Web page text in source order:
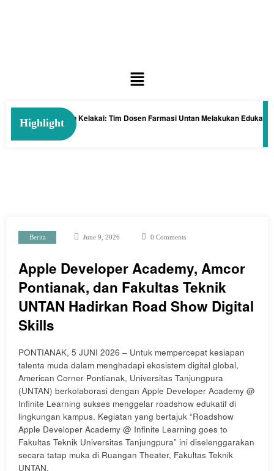
Highlight
Tanaman Kelakai: Tim Dosen Farmasi Untan Melakukan Edukasi dan
Berita June 9, 2026 0 Comments
Apple Developer Academy, Amcor
Pontianak, dan Fakultas Teknik
UNTAN Hadirkan Road Show Digital
Skills
PONTIANAK, 5 JUNI 2026 – Untuk mempercepat kesiapan
talenta muda dalam menghadapi ekosistem digital global,
American Corner Pontianak, Universitas Tanjungpura
(UNTAN) berkolaborasi dengan Apple Developer Academy @
Infinite Learning sukses menggelar roadshow edukatif di
lingkungan kampus. Kegiatan yang bertajuk “Roadshow
Apple Developer Academy @ Infinite Learning goes to
Fakultas Teknik Universitas Tanjungpura” ini diselenggarakan
secara tatap muka di Ruangan Theater, Fakultas Teknik
UNTAN.